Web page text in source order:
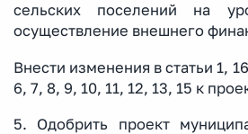
сельских поселений на
осуществление внешнего
Внести изменения в статьи 1,
6, 7, 8, 9, 10, 11, 12, 13, 15 к
5. Одобрить проект